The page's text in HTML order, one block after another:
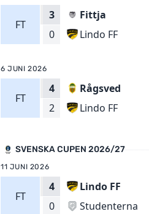
FT
3
0
Fittja
Lindo FF
6 JUNI 2026
FT
4
2
Rågsved
Lindo FF
SVENSKA CUPEN 2026/27
11 JUNI 2026
FT
4
0
Lindo FF
Studenterna